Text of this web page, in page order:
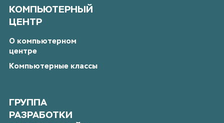
КОМПЬЮТЕРНЫЙ
ЦЕНТР
О компьютерном
центре
Компьютерные классы
ГРУППА
РАЗРАБОТКИ